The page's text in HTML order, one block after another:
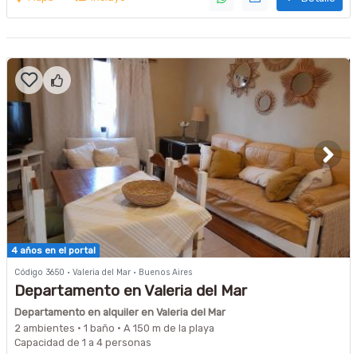
4 años en el portal
Código 3650 · Valeria del Mar · Buenos Aires
Departamento en Valeria del Mar
Departamento en alquiler en Valeria del Mar
2 ambientes · 1 baño · A 150 m de la playa
Capacidad de 1 a 4 personas